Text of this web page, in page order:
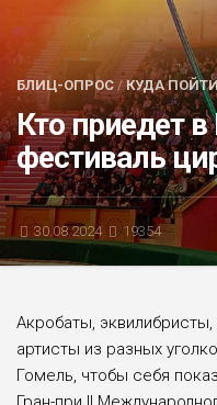
БЛИЦ-ОПРОС
АФИША
БЛИЦ-ОПРОС / КУДА
Кто приедет
фестиваль
30.08.2024 19354
Акробаты,
артисты из разных
Гомель, чтобы себя